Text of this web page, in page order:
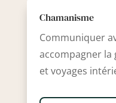
Chamanisme
Communiquer
accompagner
et voyages